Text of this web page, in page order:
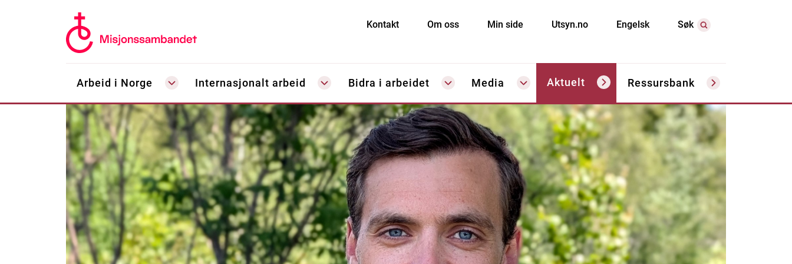
Kontakt Om oss Min side Utsyn.no Engelsk Søk
Arbeid i Norge Internasjonalt arbeid Bidra i arbeidet Media Aktuelt Ressursbank